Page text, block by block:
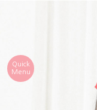
Quick
Menu